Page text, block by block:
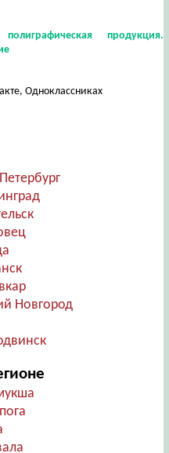
продукция.
Одноклассниках
Новгород